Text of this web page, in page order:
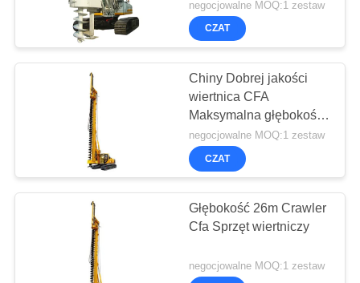
negocjowalne MOQ:1 zestaw
CZAT
Chiny Dobrej jakości
wiertnica CFA
Maksymalna głębokość
wiercenia 16,5 m Do
stosu fundamentowego
negocjowalne MOQ:1 zestaw
CZAT
Głębokość 26m Crawler
Cfa Sprzęt wiertniczy
negocjowalne MOQ:1 zestaw